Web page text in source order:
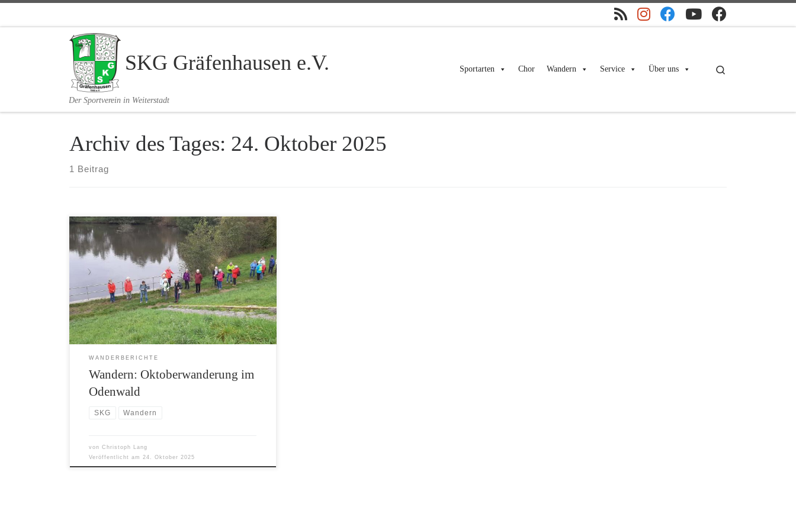
SKG Gräfenhausen e.V.
Der Sportverein in Weiterstadt
Sportarten Chor Wandern Service Über uns
Archiv des Tages: 24. Oktober 2025
1 Beitrag
Am Sonntag, 19.Oktober 2025, fuhren die Mitglieder
der Wanderabteilung der SKG-Gräfenhausen um 10
Uhr am Bürgerhaus in Fahrgemeinschaften nach
Fürth/Erlenbach. Auf dem Parkplatz der Gaststätte
„Zum Schorch“, begrüßte die Wanderwartin Birgit
Kahl die 33 Wanderinnen und Wanderer. Der
Wanderweg führte zunächst durch Erlenbach, vorbei
am Dorfbrunnen und am Friedhof, durch […]
WANDERBERICHTE
Wandern: Oktoberwanderung im
Odenwald
SKG Wandern
vonChristoph Lang
Veröffentlicht am 24. Oktober 2025